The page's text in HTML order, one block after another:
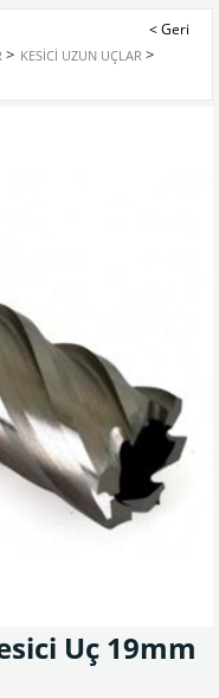
> KESICI UZUN UÇLAR >
Uç 19mm